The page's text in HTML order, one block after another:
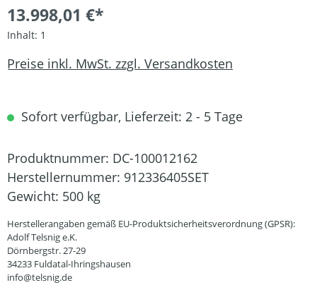
13.998,01 €*
Inhalt: 1
Preise inkl. MwSt. zzgl. Versandkosten
Sofort verfügbar, Lieferzeit: 2 - 5 Tage
Produktnummer: DC-100012162
Herstellernummer: 912336405SET
Gewicht: 500 kg
Herstellerangaben gemäß EU-Produktsicherheitsverordnung (GPSR):
Adolf Telsnig e.K.
Dörnbergstr. 27-29
34233 Fuldatal-Ihringshausen
info@telsnig.de